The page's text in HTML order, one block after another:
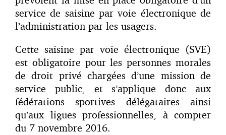
service de saisine par voie électronique de
l’administration par les usagers.
Cette saisine par voie électronique (SVE)
est obligatoire pour les personnes morales
de droit privé chargées d’une mission de
service public, et s’applique donc aux
fédérations sportives délégataires ainsi
qu’aux ligues professionnelles, à compter
du 7 novembre 2016.